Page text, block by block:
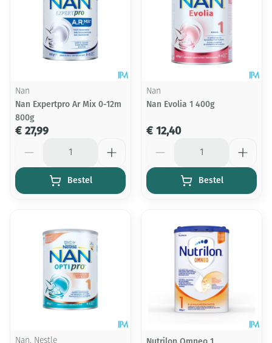
Nan
Nan Expertpro Ar Mix 0-12m
800g
€ 27,99
Bestel
Nan
Nan Evolia 1 400g
€ 12,40
Bestel
Nan, Nestle